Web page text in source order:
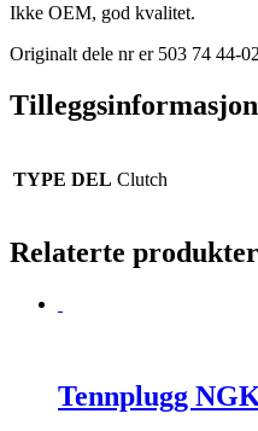
Ikke OEM, god kvalitet.
Originalt dele nr er 503 74 44-
Tilleggsinformasjon
TYPE DEL Clutch
Relaterte produkter
Tennplugg